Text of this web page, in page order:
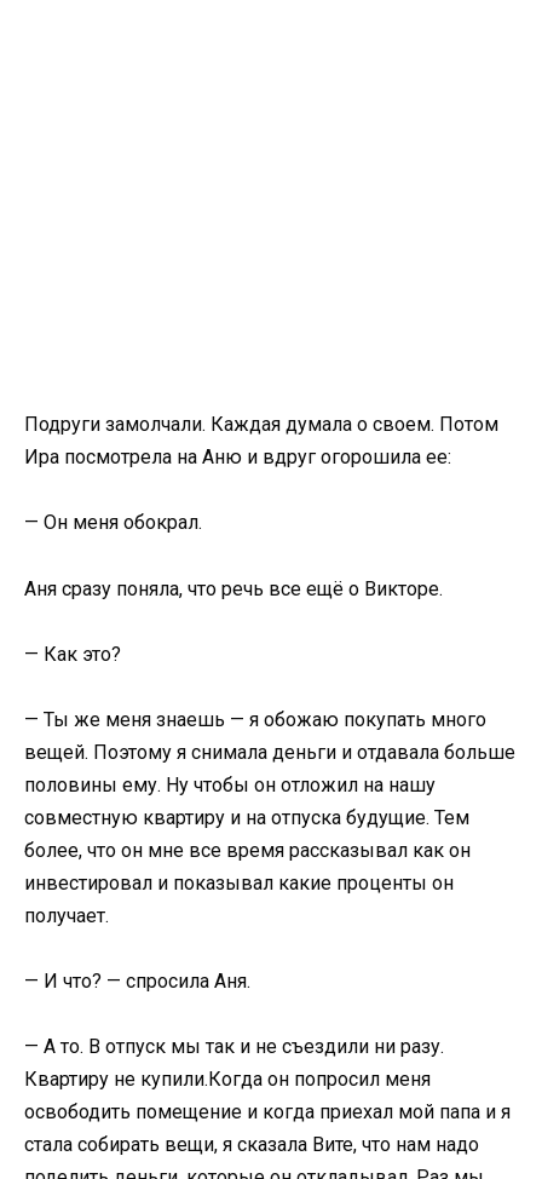
Подруги замолчали. Каждая думала о своем. Потом
Ира посмотрела на Аню и вдруг огорошила ее:
— Он меня обокрал.
Аня сразу поняла, что речь все ещё о Викторе.
— Как это?
— Ты же меня знаешь — я обожаю покупать много
вещей. Поэтому я снимала деньги и отдавала больше
половины ему. Ну чтобы он отложил на нашу
совместную квартиру и на отпуска будущие. Тем
более, что он мне все время рассказывал как он
инвестировал и показывал какие проценты он
получает.
— И что? — спросила Аня.
— А то. В отпуск мы так и не съездили ни разу.
Квартиру не купили.Когда он попросил меня
освободить помещение и когда приехал мой папа и я
стала собирать вещи, я сказала Вите, что нам надо